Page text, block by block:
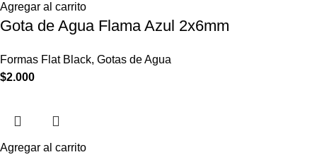
Agregar al carrito
Gota de Agua Flama Azul 2x6mm
Formas Flat Black, Gotas de Agua
$2.000
Agregar al carrito